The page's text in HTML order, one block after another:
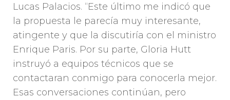
Lucas Palacios. “Este último me indicó que
la propuesta le parecía muy interesante,
atingente y que la discutiría con el ministro
Enrique Paris. Por su parte, Gloria Hutt
instruyó a equipos técnicos que se
contactaran conmigo para conocerla mejor.
Esas conversaciones continúan, pero